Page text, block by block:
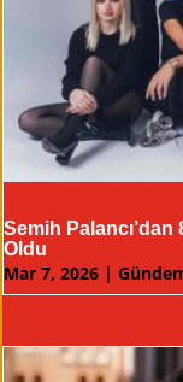
Semih Palancı’dan
Oldu
Mar 7, 2026 |